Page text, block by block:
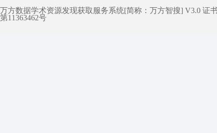
万方数据学术资源发现获取服务系统[简称：万方智搜] V3.0 证
第11363462号